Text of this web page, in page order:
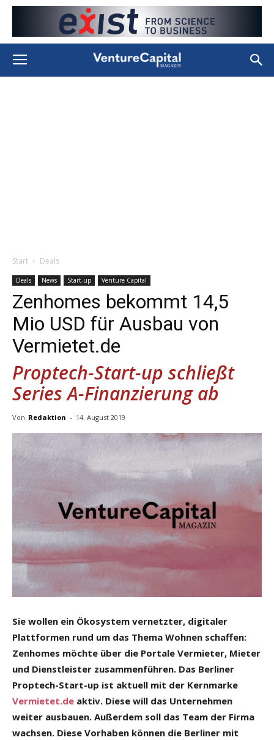
Start Deals
Deals News Start-up Venture Capital
Zenhomes bekommt 14,5
Mio USD für Ausbau von
Vermietet.de
Proptech-Start-up schließt
Series A-Finanzierung ab
Von Redaktion - 14. August 2019
Sie wollen ein Ökosystem vernetzter, digitaler
Plattformen rund um das Thema Wohnen schaffen:
Zenhomes möchte über die Portale Vermieter, Mieter
und Dienstleister zusammenführen. Das Berliner
Proptech-Start-up ist aktuell mit der Kernmarke
Vermietet.de aktiv. Diese will das Unternehmen
weiter ausbauen. Außerdem soll das Team der Firma
wachsen. Diese Vorhaben können die Berliner mit